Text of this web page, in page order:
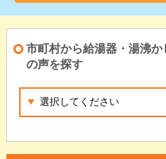
市町村から給湯器・湯沸
の声を探す